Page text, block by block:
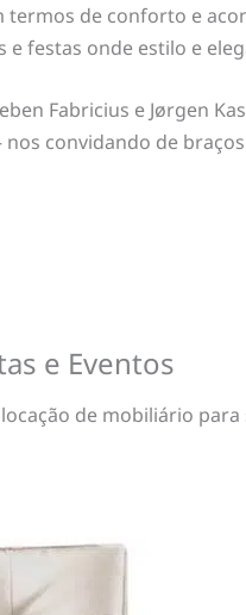
termos de conforto e
festas onde estilo e
Fabricius e Jørgen
convidando de
e Eventos
de mobiliário